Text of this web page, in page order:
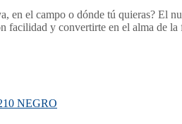
en el campo o dónde tú quieras?
y convertirte en el alma de